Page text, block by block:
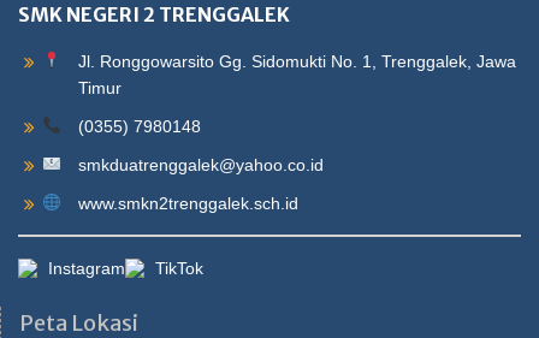
SMK NEGERI 2 TRENGGALEK
Jl. Ronggowarsito Gg. Sidomukti No. 1, Trenggalek, Jawa
Timur
(0355) 7980148
smkduatrenggalek@yahoo.co.id
www.smkn2trenggalek.sch.id
Instagram TikTok
Peta Lokasi